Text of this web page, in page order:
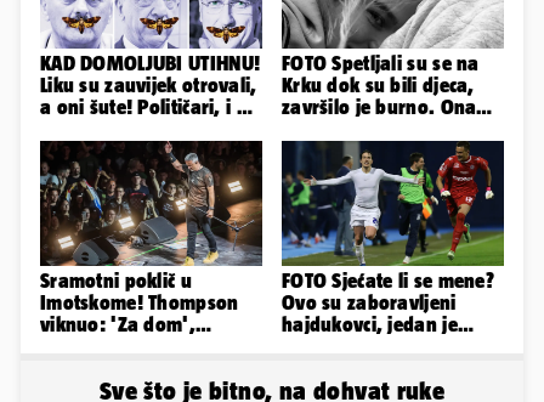
KAD DOMOLJUBI UTIHNU!
Liku su zauvijek otrovali,
a oni šute! Političari, i vi
FOTO Spetljali su se na
Krku dok su bili djeca,
završilo je burno. Ona
Sramotni poklič u
Imotskome! Thompson
viknuo: 'Za dom',
FOTO Sjećate li se mene?
Ovo su zaboravljeni
hajdukovci, jedan je
Sve što je bitno, na dohvat ruke